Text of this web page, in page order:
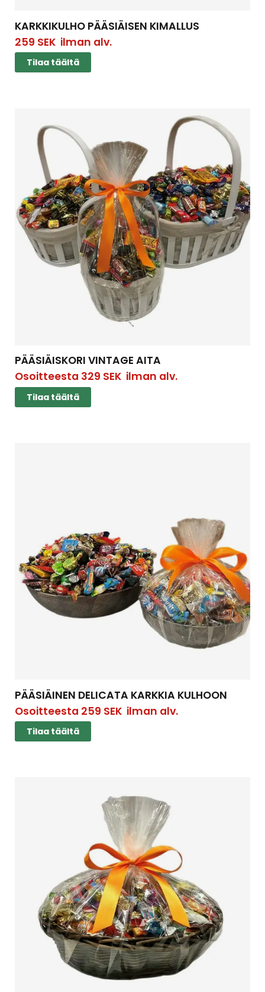
KARKKIKULHO PÄÄSIÄISEN KIMALLUS
259 SEKilman alv.
Tilaa täältä
PÄÄSIÄISKORI VINTAGE AITA
Osoitteesta 329 SEKilman alv.
Tilaa täältä
PÄÄSIÄINEN DELICATA KARKKIA KULHOON
Osoitteesta 259 SEKilman alv.
Tilaa täältä